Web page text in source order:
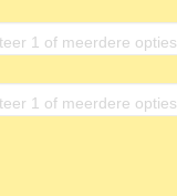
1 of meerdere opties
1 of meerdere opties